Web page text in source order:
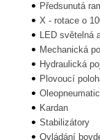
Předsunutá
X - rotace o
LED světelná
Mechanická
Hydraulická
Plovoucí
Kardan
Stabilizátory
Ovládání